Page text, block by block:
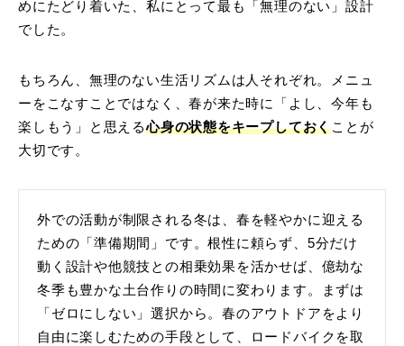
めにたどり着いた、私にとって最も「無理のない」設計
でした。
もちろん、無理のない生活リズムは人それぞれ。メニュ
ーをこなすことではなく、春が来た時に「よし、今年も
楽しもう」と思える心身の状態をキープしておくことが
大切です。
外での活動が制限される冬は、春を軽やかに迎える
ための「準備期間」です。根性に頼らず、5分だけ
動く設計や他競技との相乗効果を活かせば、億劫な
冬季も豊かな土台作りの時間に変わります。まずは
「ゼロにしない」選択から。春のアウトドアをより
自由に楽しむための手段として、ロードバイクを取